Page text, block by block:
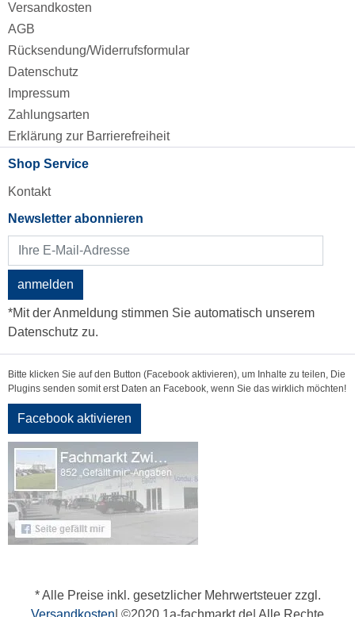
Versandkosten
AGB
Rücksendung/Widerrufsformular
Datenschutz
Impressum
Zahlungsarten
Erklärung zur Barrierefreiheit
Shop Service
Kontakt
Newsletter abonnieren
anmelden
*Mit der Anmeldung stimmen Sie automatisch unserem
Datenschutz zu.
Bitte klicken Sie auf den Button (Facebook aktivieren), um Inhalte zu teilen, Die
Plugins senden somit erst Daten an Facebook, wenn Sie das wirklich möchten!
Facebook aktivieren
* Alle Preise inkl. gesetzlicher Mehrwertsteuer zzgl.
Versandkosten | ©2020 1a-fachmarkt.de| Alle Rechte